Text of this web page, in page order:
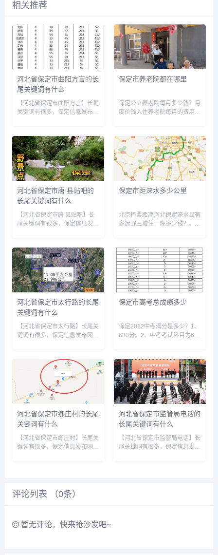
相关推荐
河北省保定市曲阳方言的长
尾关键词有什么
【河北省保定市曲阳方言】长尾
关键词有很多，保定信息发布网
键词：河北省保定市曲阳县方
言，保定曲阳话，曲阳方言大
全，曲阳方言视频片段，河北曲
阳话，...
保定市养老院都在哪里
保定公立养老院每月多少钱？月
度价钱入住养老院每月的费用包
600-3000不等，具体以老人家
实际身体情况评估结果为准。3.
伙食费：1...
河北省保定市唐 县贴吧的
长尾关键词有什么
【河北省保定市唐 县贴吧】长
尾关键词有很多，保定信息发布
关键词：保定唐县官网，河北省
保定市唐县新闻，唐县吧贴吧
2019，河北省保定市唐县属于
哪...
保定市距涞水多少公里
北京怀柔距离河北保定涞水县有
多远野三坡住一晚多少钱？。驾
1 从起点向正西方向出发，沿府
前街行驶100米，左转进入青春
路2 沿青春路行驶810...
河北省保定市太行路的长尾
关键词有什么
【河北省保定市太行路】长尾关
键词有很多，保定信息发布网为
词：河北省保定市太行路是哪个
区，河北省保定市太行路社区电
话，保定市太行路位于哪里，保
保定市高考总成绩多少
保定2022中考满分是多少？1、
630分。2、中考考试科目为6
科）、文科综合（包括道德与法
治、历史两门学科）、体育，总
分630分。3、考试科目及...
河北省保定市练庄村的长尾
关键词有什么
【河北省保定市练庄村】长尾关
键词有很多，保定信息发布网为
村，保定连庄村拆迁吗，保定莲
池...
河北省保定市监管局电话的
长尾关键词有什么
【河北省保定市监管局电话】长
尾关键词有很多，保定信息发布
评论列表 （0条）
暂无评论，快来抢沙发吧~